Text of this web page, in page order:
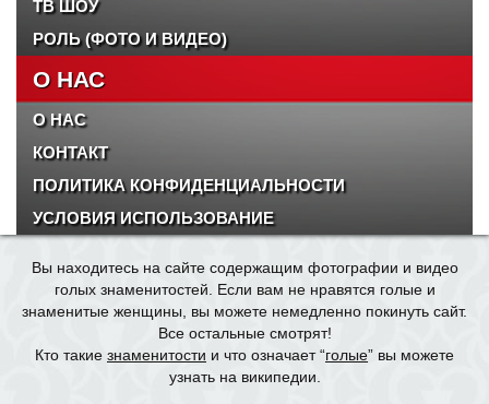
ТВ ШОУ
РОЛЬ (ФОТО И ВИДЕО)
О НАС
О НАС
КОНТАКТ
ПОЛИТИКА КОНФИДЕНЦИАЛЬНОСТИ
УСЛОВИЯ ИСПОЛЬЗОВАНИЕ
Вы находитесь на сайте содержащим фотографии и видео
голых знаменитостей. Если вам не нравятся голые и
знаменитые женщины, вы можете немедленно покинуть сайт.
Все остальные смотрят!
Кто такие знаменитости и что означает “голые” вы можете
узнать на википедии.